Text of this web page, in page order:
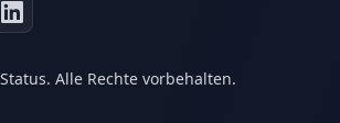
Alle Rechte vorbehalten.